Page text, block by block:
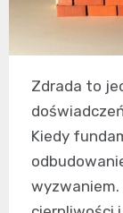
Zdrada to
Kiedy
wyzwaniem.